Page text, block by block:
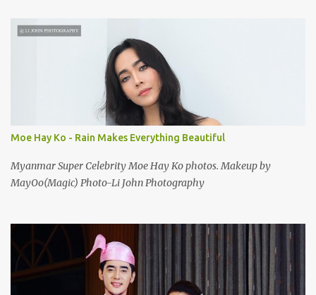
Moe Hay Ko - Rain Makes Everything Beautiful
Myanmar Super Celebrity Moe Hay Ko photos. Makeup by
MayOo(Magic) Photo-Li John Photography